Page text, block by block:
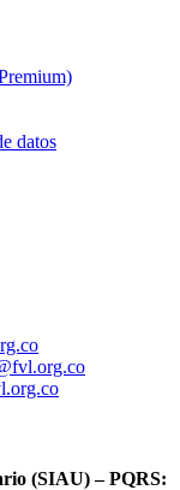
datos
(SIAU) – PQRS: